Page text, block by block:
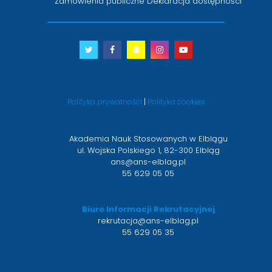
Twitter
otwiera
nowym
Facebook
otwiera
nowym
Snapchat
otwiera
nowym
Instagram
otwiera
nowym
Youtube
otwiera
nowym
Polityka prywatności | Polityka cookies
Akademia Nauk Stosowanych w Elblągu
ul. Wojska Polskiego 1, 82-300 Elbląg
ans@ans-elblag.pl
55 629 05 05
Biuro Informacji Rekrutacyjnej
rekrutacja@ans-elblag.pl
55 629 05 35